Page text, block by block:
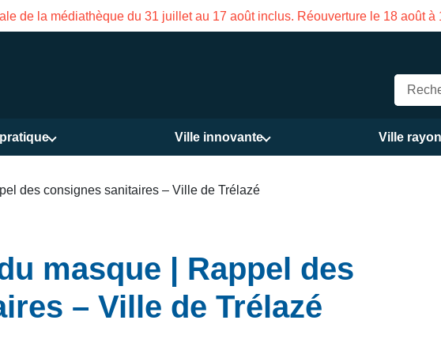
estivale de la Maison des Services publics Vasco de Gama du 3 au 21
Ville innovante Ville
des consignes sanitaires – Ville de Trélazé
masque | Rappel des
– Ville de Trélazé